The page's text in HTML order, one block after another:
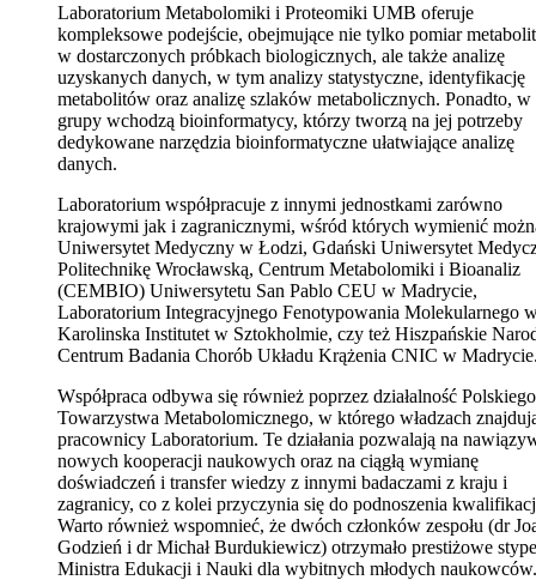
Laboratorium Metabolomiki i Proteomiki UMB oferuje
kompleksowe podejście, obejmujące nie tylko pomiar
w dostarczonych próbkach biologicznych, ale także analizę
uzyskanych danych, w tym analizy statystyczne, identyfikację
metabolitów oraz analizę szlaków metabolicznych. Ponadto, w
grupy wchodzą bioinformatycy, którzy tworzą na jej potrzeby
dedykowane narzędzia bioinformatyczne ułatwiające analizę
danych.
Laboratorium współpracuje z innymi jednostkami zarówno
krajowymi jak i zagranicznymi, wśród których wymienić
Uniwersytet Medyczny w Łodzi, Gdański Uniwersytet
Politechnikę Wrocławską, Centrum Metabolomiki i Bioanaliz
(CEMBIO) Uniwersytetu San Pablo CEU w Madrycie,
Laboratorium Integracyjnego Fenotypowania Molekularnego
Karolinska Institutet w Sztokholmie, czy też Hiszpańskie
Centrum Badania Chorób Układu Krążenia CNIC w
Współpraca odbywa się również poprzez działalność Polskiego
Towarzystwa Metabolomicznego, w którego władzach
pracownicy Laboratorium. Te działania pozwalają na
nowych kooperacji naukowych oraz na ciągłą wymianę
doświadczeń i transfer wiedzy z innymi badaczami z kraju i
zagranicy, co z kolei przyczynia się do podnoszenia
Warto również wspomnieć, że dwóch członków zespołu (dr
Godzień i dr Michał Burdukiewicz) otrzymało prestiżowe
Ministra Edukacji i Nauki dla wybitnych młodych naukowców.